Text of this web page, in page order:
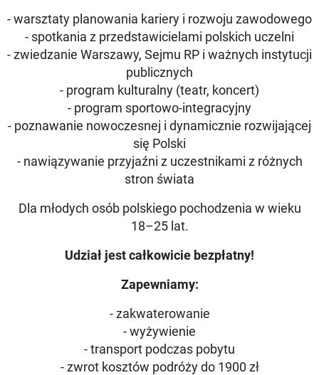
- warsztaty planowania kariery i rozwoju zawodowego
- spotkania z przedstawicielami polskich uczelni
- zwiedzanie Warszawy, Sejmu RP i ważnych instytucji
publicznych
- program kulturalny (teatr, koncert)
- program sportowo-integracyjny
- poznawanie nowoczesnej i dynamicznie rozwijającej
się Polski
- nawiązywanie przyjaźni z uczestnikami z różnych
stron świata
Dla młodych osób polskiego pochodzenia w wieku
18–25 lat.
Udział jest całkowicie bezpłatny!
Zapewniamy:
- zakwaterowanie
- wyżywienie
- transport podczas pobytu
- zwrot kosztów podróży do 1900 zł